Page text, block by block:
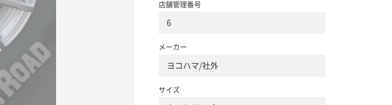
店舗管理番号
6
メーカー
ヨコハマ/社外
サイズ